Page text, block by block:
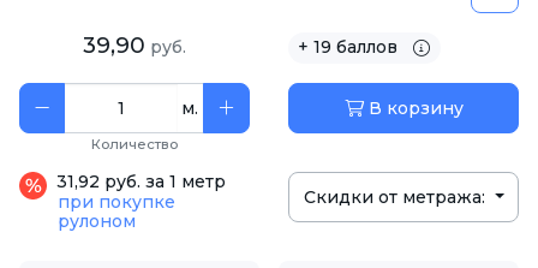
39,90 руб. + 19 баллов
м.
Количество
В корзину
31,92 руб. за 1 метр
при покупке
рулоном
Скидки от метража: